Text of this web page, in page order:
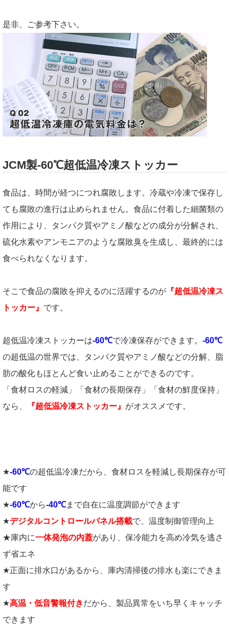
是非、ご参考下さい。
JCM製-60℃超低温冷凍ストッカー
食品は、時間が経つにつれ腐敗します。冷蔵や冷凍で保存し
ても腐敗の進行は止められません。食品に付着した細菌類の
作用により、タンパク質やアミノ酸などの成分が分解され、
硫化水素やアンモニアのような腐敗臭を生成し、最終的には
食べられなくなります。
そこで食品の腐敗を抑えるのに活躍するのが 『超低温冷凍ス
トッカー』 です。
超低温冷凍ストッカーは-60℃で冷凍保存ができます。 -60℃
の超低温の世界では、タンパク質やアミノ酸などの分解、脂
肪の酸化もほとんど食い止めることができるのです。
「食材ロスの軽減」「食材の長期保存」「食材の鮮度保持」
なら、
『超低温冷凍ストッカー』 がオススメです。
★-60℃の超低温冷凍だから、食材ロスを軽減し長期保存が可
能です
★-60℃から-40℃まで自在に温度調節ができます
★デジタルコントロールパネル搭載で、温度制御管理向上
★庫内に一体発泡の内蓋があり、保冷能力を高め冷気を逃さ
ず省エネ
★正面に排水口があるから、庫内清掃後の排水も楽にできま
す
★高温・低音警報付きだから、製品異常をいち早くキャッチ
できます